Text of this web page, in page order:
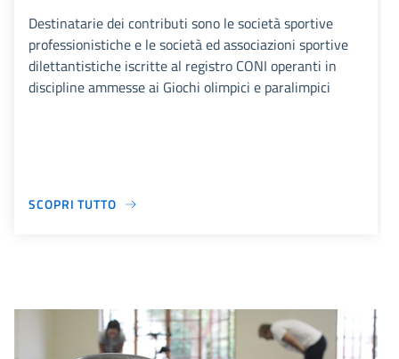
Destinatarie dei contributi sono le società sportive
professionistiche e le società ed associazioni sportive
dilettantistiche iscritte al registro CONI operanti in
discipline ammesse ai Giochi olimpici e paralimpici
SCOPRI TUTTO